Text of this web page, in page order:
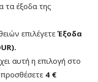
τα έξοδα της
επιλέγετε Έξοδα
.
αυτή η επιλογή στο
4 €